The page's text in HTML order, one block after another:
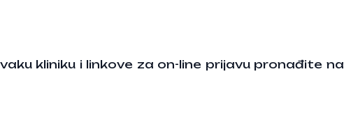
kliniku i linkove za on-line prijavu pronađite na